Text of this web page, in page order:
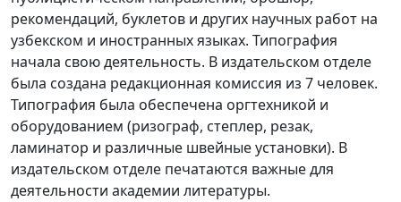
рекомендаций, буклетов и других научных работ на
узбекском и иностранных языках. Типография
начала свою деятельность. В издательском отделе
была создана редакционная комиссия из 7 человек.
Типография была обеспечена оргтехникой и
оборудованием (ризограф, степлер, резак,
ламинатор и различные швейные установки). В
издательском отделе печатаются важные для
деятельности академии литературы.